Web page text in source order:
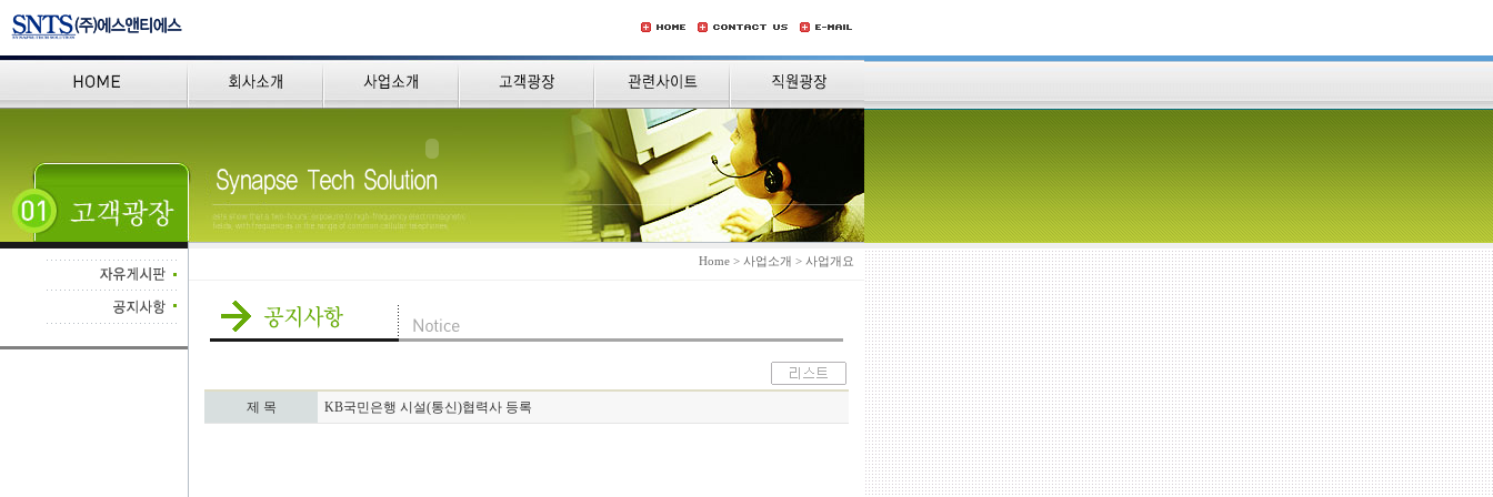
Home > 사업소개 > 사업개요
제 목 KB국민은행 시설(통신)협력사 등록